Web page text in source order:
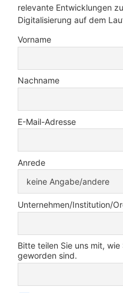
relevante Entwicklungen
Digitalisierung auf dem
Vorname
Nachname
E-Mail-Adresse
Anrede
Unternehmen/Institution/
Bitte teilen Sie uns mit,
geworden sind.